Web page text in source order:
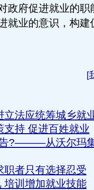
政府促进就业的职
就业的意识，构建
[
立法应统筹城乡就
支持 促进百姓就业
告?———从沃尔玛
职者只有选择忍受
培训增加就业技能